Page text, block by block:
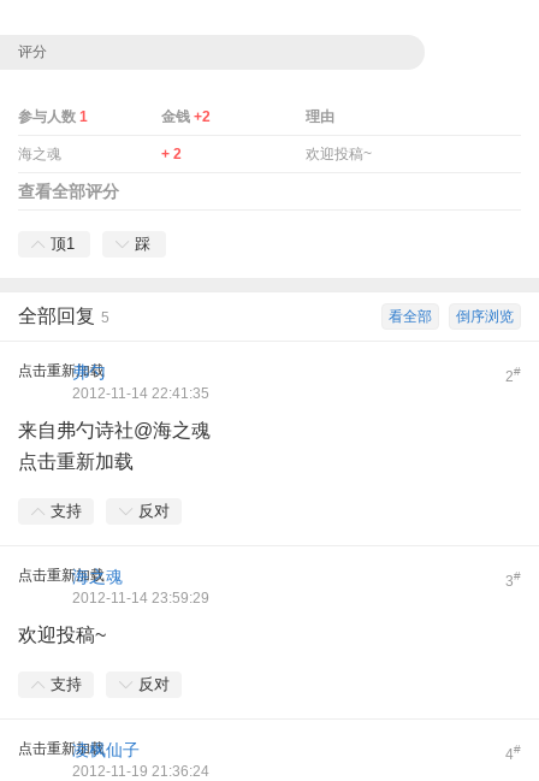
评分
参与人数 1 金钱+2 理由
海之魂 + 2 欢迎投稿~
查看全部评分
顶1 踩
倒序浏览
看全部
全部回复 5
点击重新加载 2#
弗勺
2012-11-14 22:41:35
来自弗勺诗社@海之魂
点击重新加载
支持 反对
点击重新加载 3#
海之魂
2012-11-14 23:59:29
欢迎投稿~
支持 反对
点击重新加载 4#
凌枫仙子
2012-11-19 21:36:24